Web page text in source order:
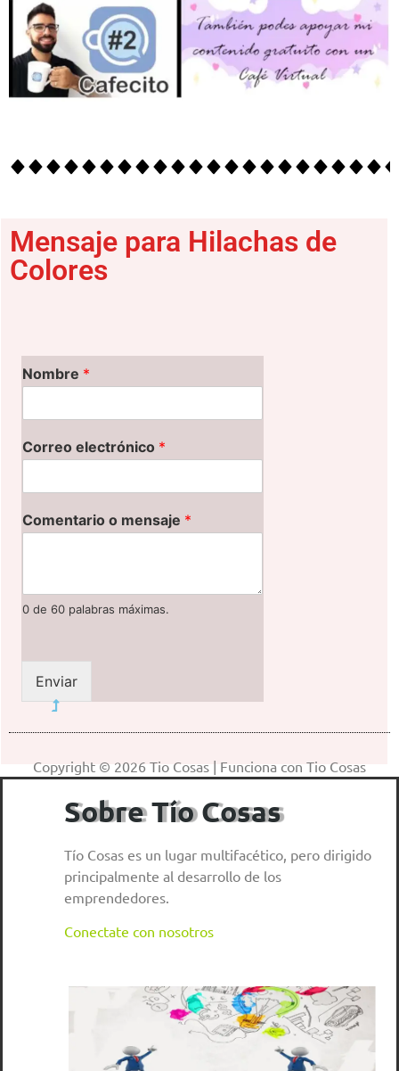
Mensaje para Hilachas de
Colores
Nombre *
Correo electrónico *
Comentario o mensaje *
0 de 60 palabras máximas.
Enviar
Copyright © 2026 Tio Cosas | Funciona con Tio Cosas
Sobre Tío Cosas
Tío Cosas es un lugar multifacético, pero dirigido
principalmente al desarrollo de los
emprendedores.
Conectate con nosotros